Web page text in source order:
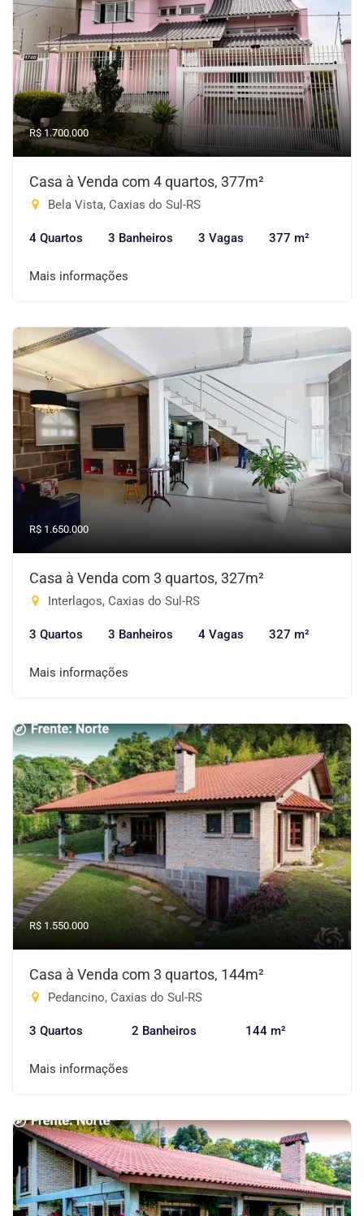
R$ 1.700.000
Casa à Venda com 4 quartos, 377m²
Bela Vista, Caxias do Sul-RS
4 Quartos 3 Banheiros 3 Vagas 377 m²
Mais informações
R$ 1.650.000
Casa à Venda com 3 quartos, 327m²
Interlagos, Caxias do Sul-RS
3 Quartos 3 Banheiros 4 Vagas 327 m²
Mais informações
R$ 1.550.000
Casa à Venda com 3 quartos, 144m²
Pedancino, Caxias do Sul-RS
3 Quartos 2 Banheiros 144 m²
Mais informações